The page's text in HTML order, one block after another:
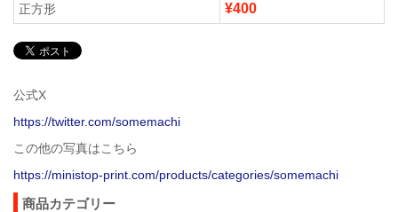
正方形 ¥400
公式X
https://twitter.com/somemachi
この他の写真はこちら
https://ministop-print.com/products/categories/somemachi
商品カテゴリー